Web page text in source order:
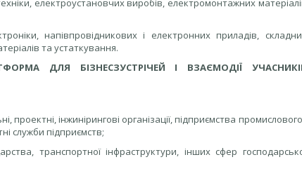
електроустановчих виробів, електромонтажних
напівпровідникових і електронних приладів,
та устаткування.
ДЛЯ БІЗНЕСЗУСТРІЧЕЙ І ВЗАЄМОДІЇ
проектні, інжинірингові організації, підприємства промислового
служби підприємств;
транспортної інфраструктури, інших сфер